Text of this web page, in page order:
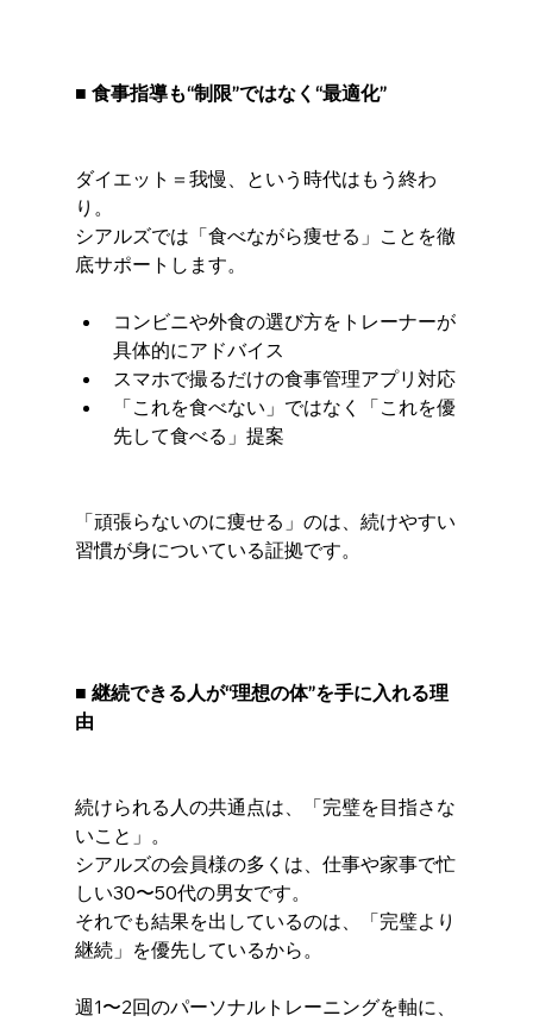
■ 食事指導も“制限”ではなく“最適化”
ダイエット＝我慢、という時代はもう終わ
り。
シアルズでは「食べながら痩せる」ことを徹
底サポートします。
コンビニや外食の選び方をトレーナーが
具体的にアドバイス
スマホで撮るだけの食事管理アプリ対応
「これを食べない」ではなく「これを優
先して食べる」提案
「頑張らないのに痩せる」のは、続けやすい
習慣が身についている証拠です。
■ 継続できる人が“理想の体”を手に入れる理
由
続けられる人の共通点は、「完璧を目指さな
いこと」。
シアルズの会員様の多くは、仕事や家事で忙
しい30〜50代の男女です。
それでも結果を出しているのは、「完璧より
継続」を優先しているから。
週1〜2回のパーソナルトレーニングを軸に、